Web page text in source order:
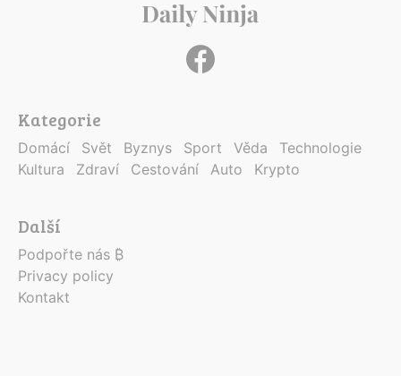
Kategorie
Domácí Svět Byznys Sport Věda
Technologie
Kultura
Zdraví Cestování Auto Krypto
Další
Podpořte nás ₿
Privacy policy
Kontakt